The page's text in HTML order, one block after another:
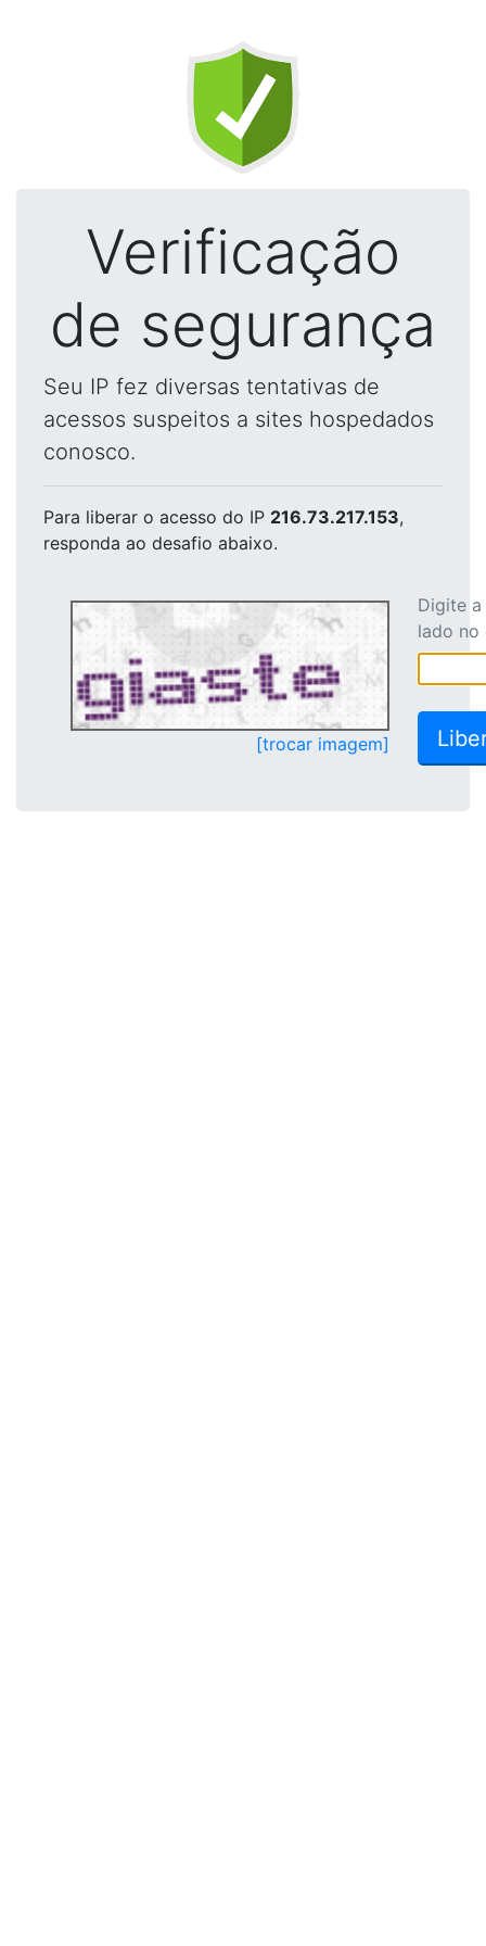
Verificação
de segurança
Seu IP fez diversas tentativas de
acessos suspeitos a sites hospedados
conosco.
Para liberar o acesso do IP 216.73.217.153,
responda ao desafio abaixo.
[trocar imagem]
Digite
lado no